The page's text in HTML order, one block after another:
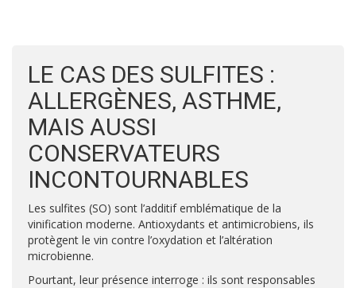
LE CAS DES SULFITES :
ALLERGÈNES, ASTHME,
MAIS AUSSI
CONSERVATEURS
INCONTOURNABLES
Les sulfites (SO) sont l’additif emblématique de la
vinification moderne. Antioxydants et antimicrobiens, ils
protègent le vin contre l’oxydation et l’altération
microbienne.
Pourtant, leur présence interroge : ils sont responsables